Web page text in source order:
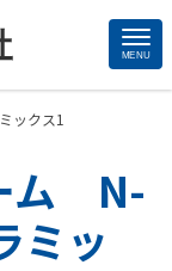
MENU
ックス1
ム N-
ミッ